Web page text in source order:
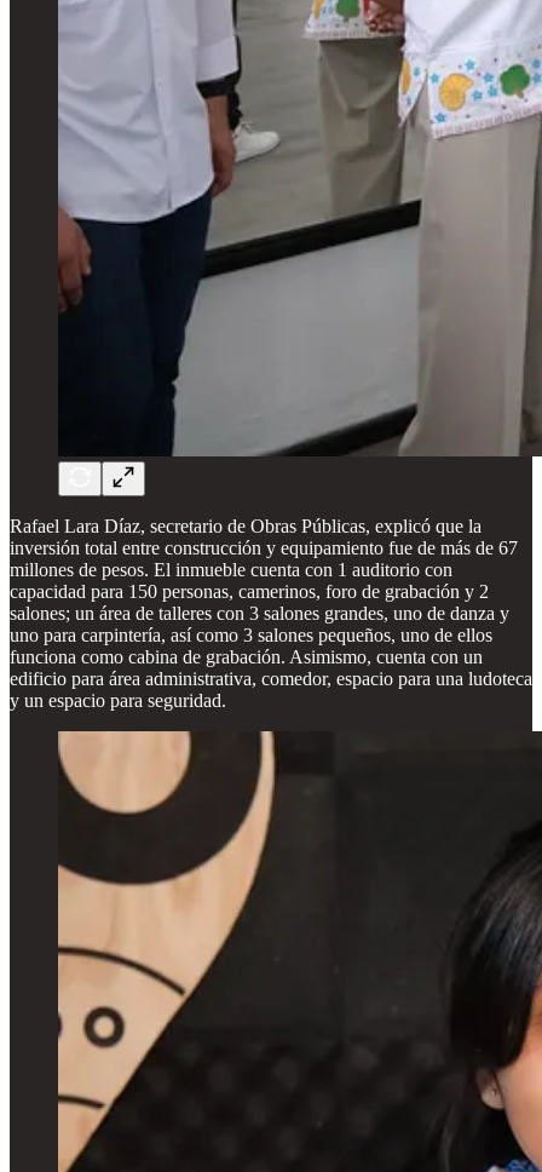
Rafael Lara Díaz, secretario de Obras Públicas, explicó que la
inversión total entre construcción y equipamiento fue de más de 67
millones de pesos. El inmueble cuenta con 1 auditorio con
capacidad para 150 personas, camerinos, foro de grabación y 2
salones; un área de talleres con 3 salones grandes, uno de danza y
uno para carpintería, así como 3 salones pequeños, uno de ellos
funciona como cabina de grabación. Asimismo, cuenta con un
edificio para área administrativa, comedor, espacio para una ludoteca
y un espacio para seguridad.